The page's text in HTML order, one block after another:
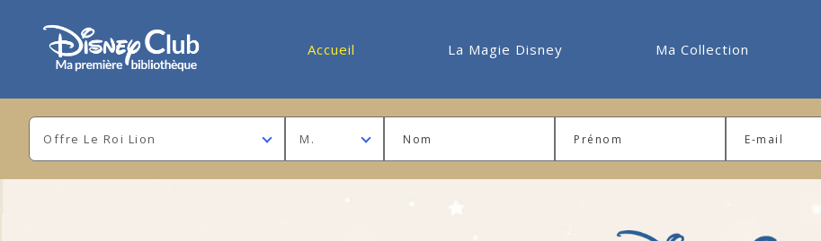
Accueil La Magie Disney Ma Collection
Offre Le Roi Lion M.